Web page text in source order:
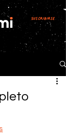
Suscribirse